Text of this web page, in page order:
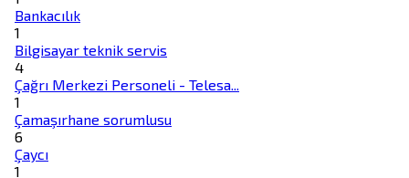
Bankacılık
1
Bilgisayar teknik servis
4
Çağrı Merkezi Personeli - Telesa...
1
Çamaşırhane sorumlusu
6
Çaycı
1